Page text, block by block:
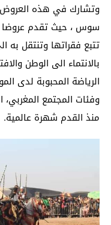
سوس ، حيث تقدم عروضا
تتبع فقراتها وتنتقل به
بالانتماء الى الوطن
الرياضة المحبوبة لدى
وفئات المجتمع
منذ القدم شهرة عالمية.